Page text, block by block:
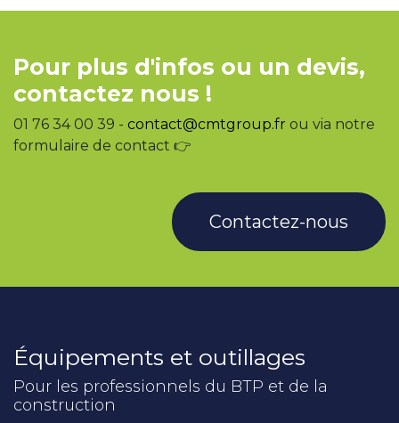
Pour plus d'infos ou un devis,
contactez nous !
01 76 34 00 39 - contact@cmtgroup.fr ou via notre
formulaire de contact 👉
Contactez-nous
Équipements et outillages
Pour les professionnels du BTP et de la
construction